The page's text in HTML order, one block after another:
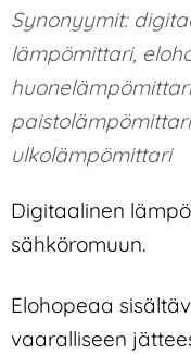
Synonyymit:
lämpömittari,
huonelämpömittari
paistolämpömittari
ulkolämpömittari
Digitaalinen
sähköromuun.
Elohopeaa
vaaralliseen